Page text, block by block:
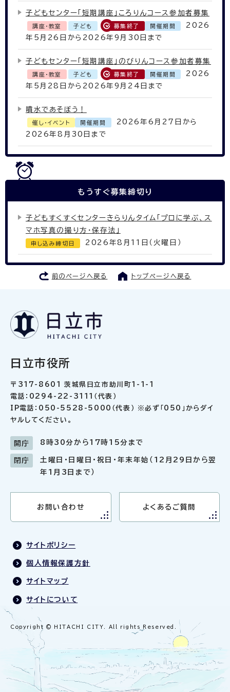
子どもセンター「短期講座」ころりんコース参加者募集
講座・教室 子ども 募集終了 開催期間
2026
年5月26日から2026年9月30日まで
子どもセンター「短期講座」のびりんコース参加者募集
講座・教室 子ども 募集終了 開催期間
2026
年5月28日から2026年9月24日まで
噴水であそぼう！
催し・イベント 開催期間
2026年6月27日から
2026年8月30日まで
もうすぐ募集締切り
子どもすくすくセンターきらりんタイム「プロに学ぶ、ス
マホ写真の撮り方・保存法」
申し込み締切日 2026年8月11日（火曜日）
前のページへ戻る トップページへ戻る
日立市役所
〒317-8601 茨城県日立市助川町1-1-1
電話：0294-22-3111（代表）
IP電話：050-5528-5000（代表） ※必ず「050」からダイ
ヤルしてください。
開庁 8時30分から17時15分まで
閉庁
土曜日・日曜日・祝日・年末年始（12月29日から翌
年1月3日まで）
お問い合わせ よくあるご質問
サイトポリシー
個人情報保護方針
サイトマップ
サイトについて
Copyright © HITACHI CITY. All rights Reserved.